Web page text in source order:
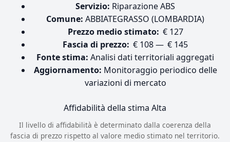
Servizio: Riparazione ABS
Comune: ABBIATEGRASSO (LOMBARDIA)
Prezzo medio stimato: € 127
Fascia di prezzo: € 108 — € 145
Fonte stima: Analisi dati territoriali aggregati
Aggiornamento: Monitoraggio periodico delle
variazioni di mercato
Affidabilità della stima Alta
Il livello di affidabilità è determinato dalla coerenza della
fascia di prezzo rispetto al valore medio stimato nel territorio.